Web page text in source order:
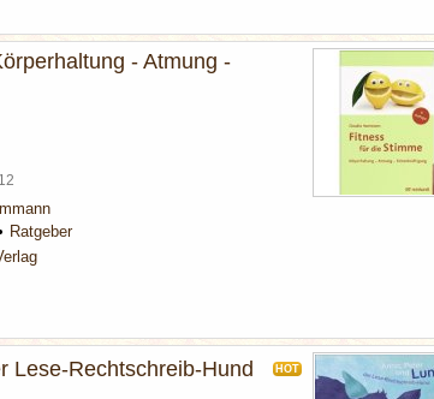
- Atmung -
Ratgeber
Lese-Rechtschreib-Hund HOT